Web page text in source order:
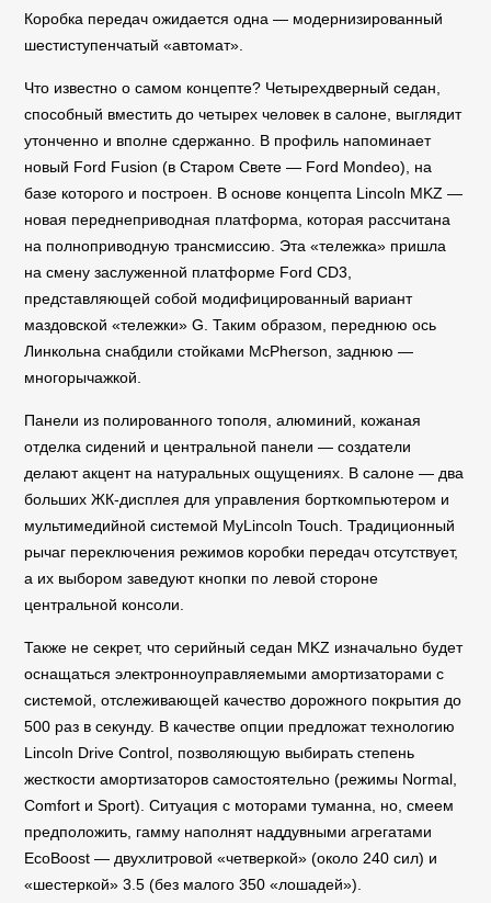
Коробка передач ожидается одна — модернизированный
шестиступенчатый «автомат».
Что известно о самом концепте? Четырехдверный седан,
способный вместить до четырех человек в салоне, выглядит
утонченно и вполне сдержанно. В профиль напоминает
новый Ford Fusion (в Старом Свете — Ford Mondeo), на
базе которого и построен. В основе концепта Lincoln MKZ —
новая переднеприводная платформа, которая рассчитана
на полноприводную трансмиссию. Эта «тележка» пришла
на смену заслуженной платформе Ford CD3,
представляющей собой модифицированный вариант
маздовской «тележки» G. Таким образом, переднюю ось
Линкольна снабдили стойками McPherson, заднюю —
многорычажкой.
Панели из полированного тополя, алюминий, кожаная
отделка сидений и центральной панели — создатели
делают акцент на натуральных ощущениях. В салоне — два
больших ЖК-дисплея для управления борткомпьютером и
мультимедийной системой MyLincoln Touch. Традиционный
рычаг переключения режимов коробки передач отсутствует,
а их выбором заведуют кнопки по левой стороне
центральной консоли.
Также не секрет, что серийный седан MKZ изначально будет
оснащаться электронноуправляемыми амортизаторами с
системой, отслеживающей качество дорожного покрытия до
500 раз в секунду. В качестве опции предложат технологию
Lincoln Drive Control, позволяющую выбирать степень
жесткости амортизаторов самостоятельно (режимы Normal,
Comfort и Sport). Ситуация с моторами туманна, но, смеем
предположить, гамму наполнят наддувными агрегатами
EcoBoost — двухлитровой «четверкой» (около 240 сил) и
«шестеркой» 3.5 (без малого 350 «лошадей»).